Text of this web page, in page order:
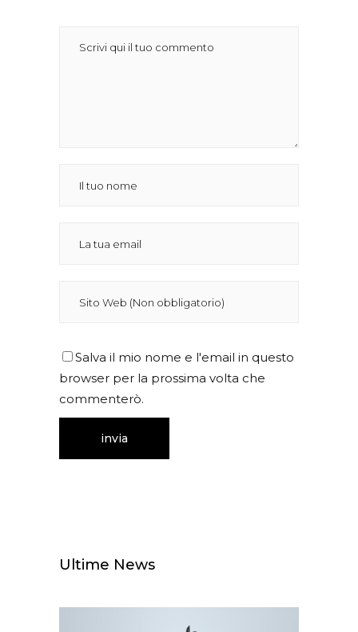
Salva il mio nome e l'email in questo
browser per la prossima volta che
commenterò.
Ultime News